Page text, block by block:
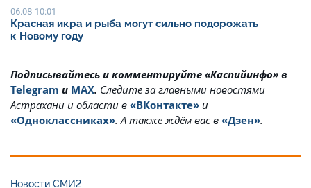
06.08 10:01
Красная икра и рыба могут сильно подорожать
к Новому году
Подписывайтесь и комментируйте «Каспийинфо» в
Telegram и MAX. Cледите за главными новостями
Астрахани и области в «ВКонтакте» и
«Одноклассниках». А также ждём вас в «Дзен».
Новости СМИ2